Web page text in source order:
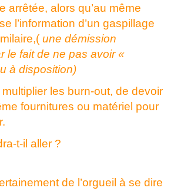
arrêtée, alors qu’au même
l’information d’un gaspillage
une démission
le fait de ne pas avoir «
à disposition)
les burn-out, de devoir
fournitures ou matériel pour
t-il aller ?
de l’orgueil à se dire